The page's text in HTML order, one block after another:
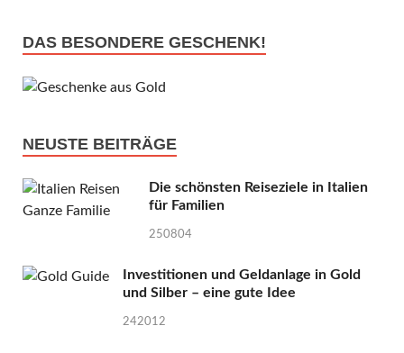
DAS BESONDERE GESCHENK!
NEUSTE BEITRÄGE
Die schönsten Reiseziele in Italien
für Familien
250804
Investitionen und Geldanlage in Gold
und Silber – eine gute Idee
242012